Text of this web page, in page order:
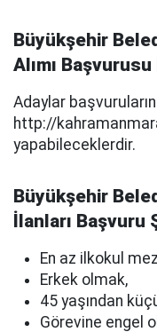
Büyükşehir
Alımı
Adaylar
http://
yapabileceklerdir.
Büyükşehir
İlanları Başvuru
En az ilkokul
Erkek olmak,
45 yaşından
Görevine engel